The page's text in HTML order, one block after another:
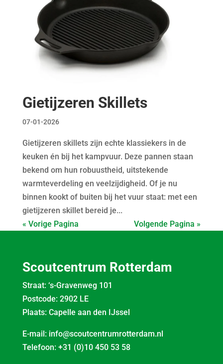
Gietijzeren Skillets
07-01-2026
Gietijzeren skillets zijn echte klassiekers in de
keuken én bij het kampvuur. Deze pannen staan
bekend om hun robuustheid, uitstekende
warmteverdeling en veelzijdigheid. Of je nu
binnen kookt of buiten bij het vuur staat: met een
gietijzeren skillet bereid je...
« Vorige Pagina
Volgende Pagina »
Scoutcentrum Rotterdam
Straat: ‘s-Gravenweg 101
Postcode: 2902 LE
Plaats: Capelle aan den IJssel
E-mail: info@scoutcentrumrotterdam.nl
Telefoon: +31 (0)10 450 53 58